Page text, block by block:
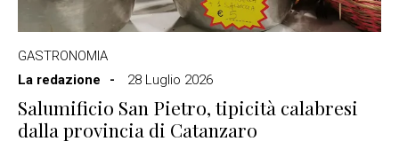
GASTRONOMIA
La redazione
28 Luglio 2026
Salumificio San Pietro, tipicità calabresi
dalla provincia di Catanzaro